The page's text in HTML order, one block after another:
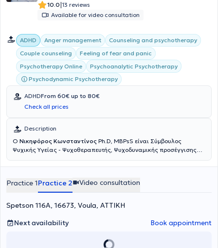
10.0|13 reviews
Available for video consultation
ADHD Anger management
Counseling and psychotherapy
Couple counseling
Feeling of fear and panic
Psychotherapy Online
Psychoanalytic Psychotherapy
Psychodynamic Psychotherapy
ADHDFrom 60€ up to 80€
Check all prices
Description
Ο Νικηφόρος Κωνσταντίνος Ph.D, MBPsS είναι Σύμβουλος
Ψυχικής Υγείας - Ψυχοθεραπευτής, Ψυχοδυναμικής προσέγγισης
Καλλιθέας) και τη Βούλα. Είναι μέλος της Αμερικανικής Ενωσης
Βρετανικού Συλλόγου Ψυχολόγων BPS (British Psychological
Society). Διαθέτει Διδακτορικό τίτλο στις Κοινωνικές Επιστήμες
από το Πανεπιστήμιο Παρισίων, μεταπτυχιακό τίτλο (MSc) στη
Συμβουλευτική Ψυχολογία και Ψυχοθεραπεία από το
Deree/American College of Greece και μεταπτυχιακό τίτλο (M.A.)
στην Πολιτική Οικονομία και στις Κοινωνικές Δομές από το New
διαχείριση άγχους, θυμού και συγκρούσεων, την αναζήτηση
Practice 1Practice 2 Video consultation
Spetson 116A, 16673, Voula, ΑΤΤΙΚΗ
Next availability
Book appointment